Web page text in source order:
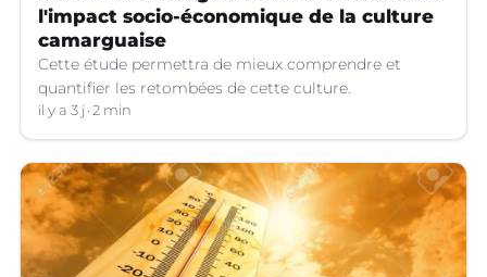
l'impact socio-économique de la culture
camarguaise
Cette étude permettra de mieux comprendre et
quantifier les retombées de cette culture.
il y a 3 j 2 min